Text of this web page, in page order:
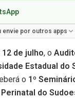
envie por outros apps
12 de julho, o
Estadual do
o 1º
do